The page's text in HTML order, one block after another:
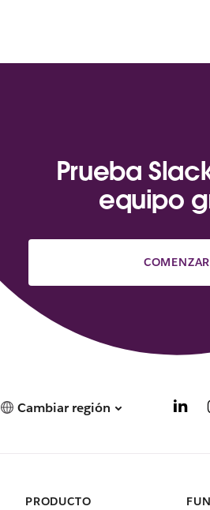
Prueba
equipo
COMENZAR
Cambiar región
PRODUCTO